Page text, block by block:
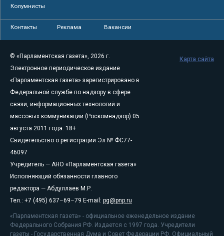
Колумнисты
Контакты Реклама Вакансии
© «Парламентская газета», 2026 г.
Электронное периодическое издание
«Парламентская газета» зарегистрировано в
Федеральной службе по надзору в сфере
связи, информационных технологий и
массовых коммуникаций (Роскомнадзор) 05
августа 2011 года. 18+
Свидетельство о регистрации Эл № ФС77-
46097
Учредитель — АНО «Парламентская газета»
Исполняющий обязанности главного
редактора — Абдуллаев М.Р.
Тел.: +7 (495) 637–69–79 E-mail: pg@pnp.ru
«Парламентская газета» - официальное еженедельное издание
Федерального Собрания РФ. Издается с 1997 года. Учредители
газеты - Государственная Дума и Совет Федерации РФ. Официальный
Карта сайта